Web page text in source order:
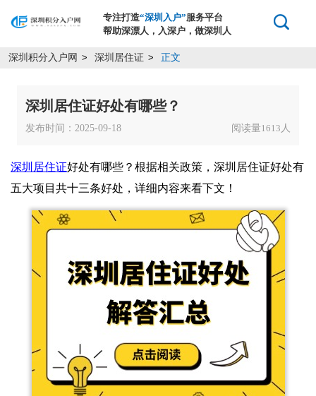
专注打造“深圳入户”服务平台
帮助深漂人，入深户，做深圳人
深圳积分入户网 > 深圳居住证 > 正文
深圳居住证好处有哪些？
发布时间：2025-09-18 阅读量1613 人
深圳居住证好处有哪些？根据相关政策，深圳居住证好处有
五大项目共十三条好处，详细内容来看下文！